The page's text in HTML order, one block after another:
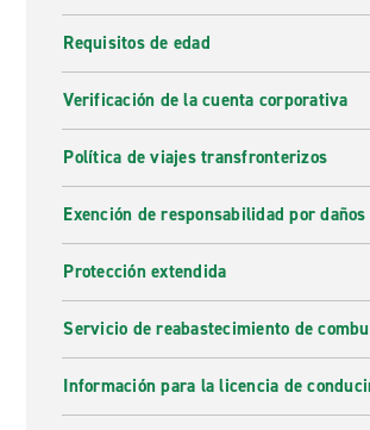
Requisitos de edad
Verificación de la cuenta corporativa
Política de viajes transfronterizos
Exención de responsabilidad por daños
Protección extendida
Servicio de reabastecimiento de
Información para la licencia de